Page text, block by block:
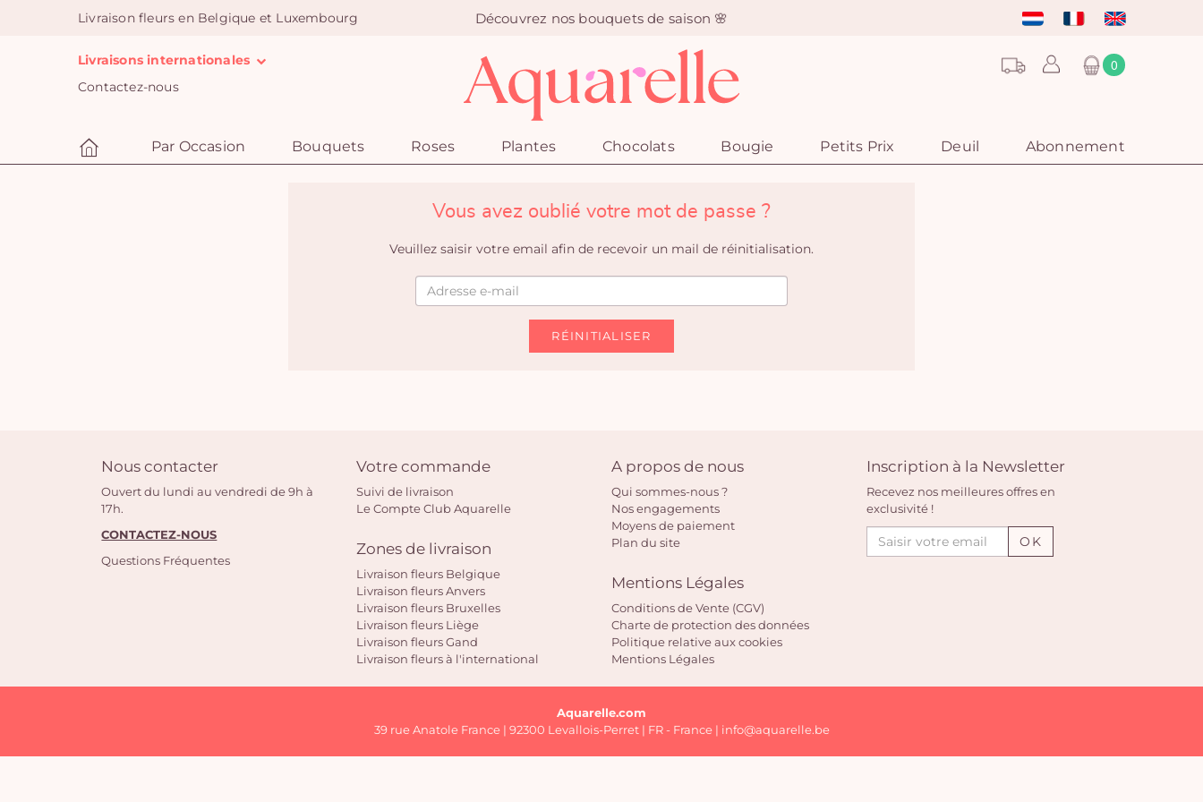
Livraison fleurs en Belgique et Luxembourg Découvrez nos bouquets de saison 🌸
Livraisons internationales
Contactez-nous
0
Par Occasion Bouquets Roses Plantes Chocolats Bougie Petits Prix Deuil Abonnement
Vous avez oublié votre mot de passe ?
Veuillez saisir votre email afin de recevoir un mail de réinitialisation.
RÉINITIALISER
Nous contacter
Ouvert du lundi au vendredi de 9h à
17h.
CONTACTEZ-NOUS
Questions Fréquentes
Votre commande
Suivi de livraison
Le Compte Club Aquarelle
Zones de livraison
Livraison fleurs Belgique
Livraison fleurs Anvers
Livraison fleurs Bruxelles
Livraison fleurs Liège
Livraison fleurs Gand
Livraison fleurs à l'international
A propos de nous
Qui sommes-nous ?
Nos engagements
Moyens de paiement
Plan du site
Mentions Légales
Conditions de Vente (CGV)
Charte de protection des données
Politique relative aux cookies
Mentions Légales
Inscription à la Newsletter
Recevez nos meilleures offres en
exclusivité !
OK
Aquarelle.com
39 rue Anatole France | 92300 Levallois-Perret | FR - France | info@aquarelle.be